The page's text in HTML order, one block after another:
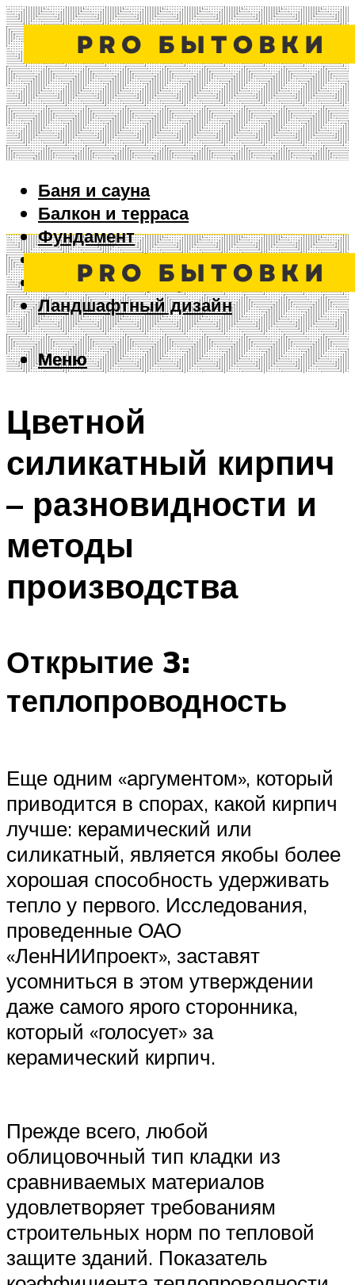
Баня и сауна
Балкон и терраса
Фундамент
Ворота и забор
Дизайн интерьера
Ландшафтный дизайн
Меню
Меню
Цветной
силикатный кирпич
– разновидности и
методы
производства
Открытие 3:
теплопроводность
Еще одним «аргументом», который
приводится в спорах, какой кирпич
лучше: керамический или
силикатный, является якобы более
хорошая способность удерживать
тепло у первого. Исследования,
проведенные ОАО
«ЛенНИИпроект», заставят
усомниться в этом утверждении
даже самого ярого сторонника,
который «голосует» за
керамический кирпич.
Прежде всего, любой
облицовочный тип кладки из
сравниваемых материалов
удовлетворяет требованиям
строительных норм по тепловой
защите зданий. Показатель